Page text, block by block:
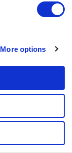
More options
MIT